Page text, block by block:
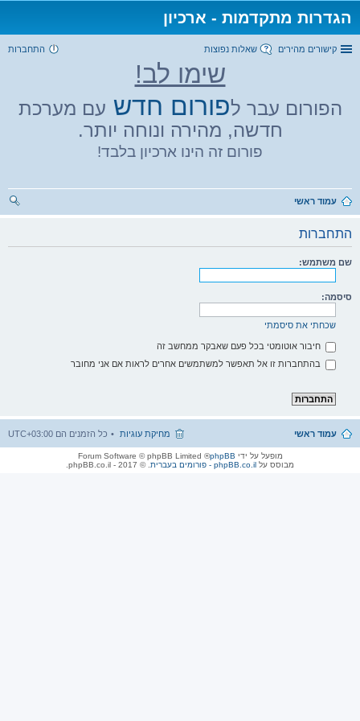
הגדרות מתקדמות - ארכיון
קישורים מהירים שאלות נפוצות התחברות
שימו לב!
הפורום עבר לפורום חדש עם מערכת
חדשה, מהירה ונוחה יותר.
פורום זה הינו ארכיון בלבד!
עמוד ראשי
התחברות
שם משתמש:
סיסמה:
שכחתי את סיסמתי
חיבור אוטומטי בכל פעם שאבקר ממחשב זה
בהתחברות זו אל תאפשר למשתמשים אחרים לראות אם אני מחובר
עמוד ראשי כל הזמנים הם UTC+03:00 מחיקת עוגיות
מופעל על ידי phpBB
® Forum Software © phpBB Limited
מבוסס על phpBB.co.il - פורומים בעברית . © 2017 - phpBB.co.il.